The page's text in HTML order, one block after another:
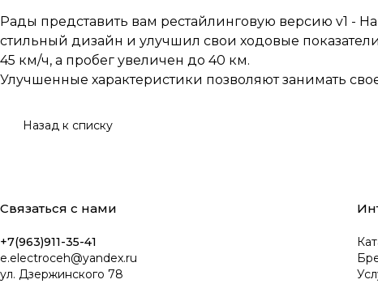
Рады представить вам рестайлинговую версию v1 -
стильный дизайн и улучшил свои ходовые
45 км/ч, а пробег увеличен до 40 км.
Улучшенные характеристики позволяют занимать
Назад к списку
Связаться с нами
+7(963)911-35-41
e.electroceh@yandex.ru
ул. Дзержинского 78